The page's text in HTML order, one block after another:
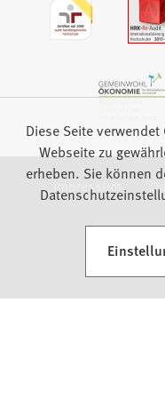
Impressum
Diese Seite
Webseite zu
erheben. Sie können
(Öffnet in einem neuen